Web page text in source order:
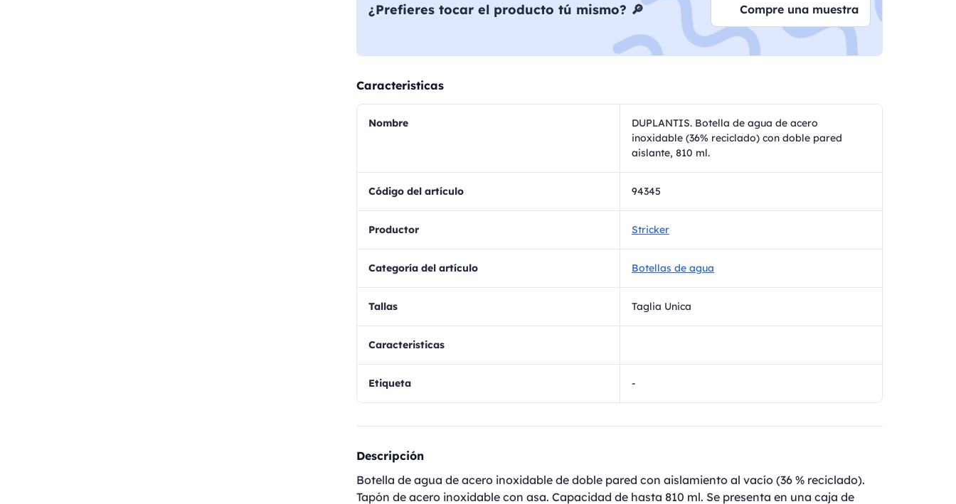
¿Prefieres tocar el producto tú mismo? 🔎 Compre una muestra
Caracteristicas
Nombre
DUPLANTIS. Botella de agua de acero
inoxidable (36% reciclado) con doble pared
aislante, 810 ml.
Código del artículo 94345
Productor Stricker
Categoría del artículo Botellas de agua
Tallas Taglia Unica
Caracteristicas
Etiqueta -
Descripción
Botella de agua de acero inoxidable de doble pared con aislamiento al vacío (36 % reciclado).
Tapón de acero inoxidable con asa. Capacidad de hasta 810 ml. Se presenta en una caja de